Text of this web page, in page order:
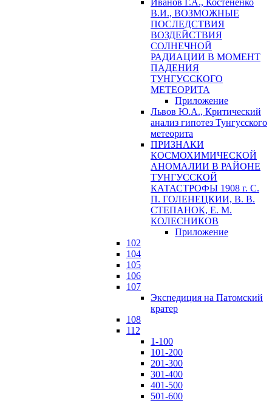
Иванов Г.А., Костененко
В.И., ВОЗМОЖНЫЕ
ПОСЛЕДСТВИЯ
ВОЗДЕЙСТВИЯ
СОЛНЕЧНОЙ
РАДИАЦИИ В МОМЕНТ
ПАДЕНИЯ
ТУНГУССКОГО
MЕТЕОРИТА
Приложение
Львов Ю.A., Критический
анализ гипотез Тунгусского
метеорита
ПРИЗНАКИ
КОСМОХИМИЧЕСКОЙ
АНОМАЛИИ В РАЙОНЕ
ТУНГУССКОЙ
КАТАСТРОФЫ 1908 г. С.
П. ГОЛЕНЕЦКИИ, В. В.
СТЕПАНОК, Е. М.
КОЛЕСНИКОВ
Приложение
102
104
105
106
107
Экспедиция на Патомский
кратер
108
112
1-100
101-200
201-300
301-400
401-500
501-600